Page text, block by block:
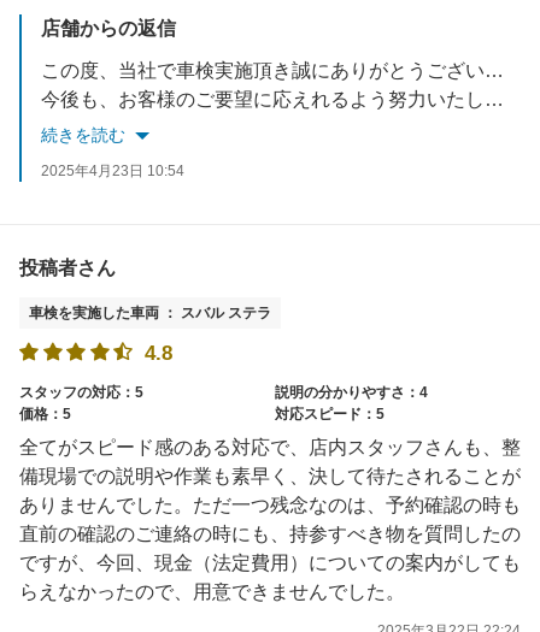
店舗からの返信
この度、当社で車検実施頂き誠にありがとうございました。
今後も、お客様のご要望に応えれるよう努力いたします。
お車でお困りごとがあれば、いつでもご相談ください。
続きを読む
2025年4月23日 10:54
投稿者さん
車検を実施した車両 ： スバル ステラ
4.8
スタッフの対応：5
説明の分かりやすさ：4
価格：5
対応スピード：5
全てがスピード感のある対応で、店内スタッフさんも、整
備現場での説明や作業も素早く、決して待たされることが
ありませんでした。ただ一つ残念なのは、予約確認の時も
直前の確認のご連絡の時にも、持参すべき物を質問したの
ですが、今回、現金（法定費用）についての案内がしても
らえなかったので、用意できませんでした。